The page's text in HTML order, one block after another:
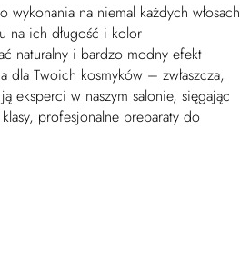
wykonania na niemal każdych włosach
na ich długość i kolor
naturalny i bardzo modny efekt
dla Twoich kosmyków – zwłaszcza,
eksperci w naszym salonie, sięgając
profesjonalne preparaty do